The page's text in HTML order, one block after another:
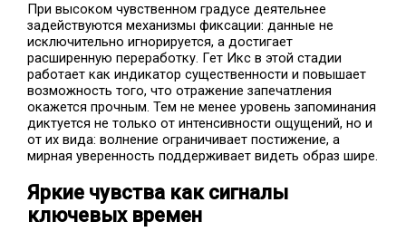
При высоком чувственном градусе деятельнее
задействуются механизмы фиксации: данные не
исключительно игнорируется, а достигает
расширенную переработку. Гет Икс в этой стадии
работает как индикатор существенности и повышает
возможность того, что отражение запечатления
окажется прочным. Тем не менее уровень запоминания
диктуется не только от интенсивности ощущений, но и
от их вида: волнение ограничивает постижение, а
мирная уверенность поддерживает видеть образ шире.
Яркие чувства как сигналы
ключевых времен